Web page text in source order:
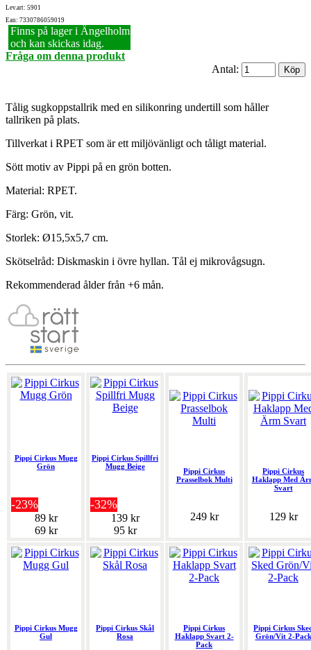
Lev.art: 5901
Ean: 7330786059019
Finns på lager i Ängelholm
och kan skickas idag.
Fråga om denna produkt
Antal:
Tålig sugkoppstallrik med en silikonring undertill som håller
tallriken på plats.
Tillverkat i RPET som är ett miljövänligt och tåligt material.
Sött motiv av Pippi på en grön botten.
Material: RPET.
Färg: Grön, vit.
Storlek: Ø15,5x5,7 cm.
Skötselråd: Diskmaskin i övre hyllan. Tål ej mikrovågsugn.
Rekommenderad ålder från +6 mån.
Pippi Cirkus Mugg
Grön
-23%
89 kr
69 kr
Pippi Cirkus Spillfri
Mugg Beige
-32%
139 kr
95 kr
Pippi Cirkus
Prasselbok Multi
249 kr
Pippi Cirkus
Haklapp Med
Svart
129 kr
Pippi Cirkus Mugg
Gul
Pippi Cirkus Skål
Rosa
Pippi Cirkus
Haklapp Svart 2-
Pack
Pippi Cirkus
Grön/Vit 2-Pack